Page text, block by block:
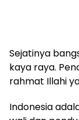
Sejatinya
kaya raya.
rahmat Illahi
Indonesia